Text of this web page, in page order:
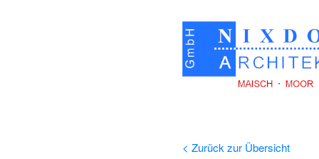
< Zurück zur Übersicht